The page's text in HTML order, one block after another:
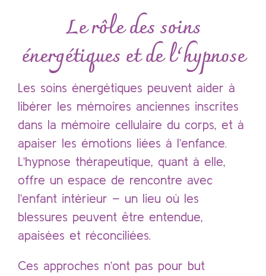
Le rôle des soins
énergétiques et de l’hypnose
Les soins énergétiques peuvent aider à
libérer les mémoires anciennes inscrites
dans la mémoire cellulaire du corps, et à
apaiser les émotions liées à l’enfance.
L’hypnose thérapeutique, quant à elle,
offre un espace de rencontre avec
l’enfant intérieur – un lieu où les
blessures peuvent être entendue,
apaisées et réconciliées.
Ces approches n’ont pas pour but